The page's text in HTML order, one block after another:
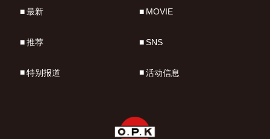
最新
推荐
特别报道
MOVIE
SNS
活动信息